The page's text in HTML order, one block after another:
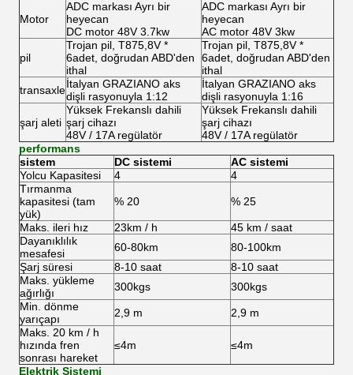
Motor
ADC markası Ayrı bir
heyecan
DC motor 48V 3.7kw
ADC markası Ayrı bir
heyecan
AC motor 48V 3kw
pil
Trojan pil, T875,8V *
6adet, doğrudan ABD'den
ithal
Trojan pil, T875,8V *
6adet, doğrudan ABD'den
ithal
transaxleİtalyan GRAZIANO aks
dişli rasyonuyla 1:12
İtalyan GRAZIANO aks
dişli rasyonuyla 1:16
şarj aleti
Yüksek Frekanslı dahili
şarj cihazı
48V / 17A regülatör
Yüksek Frekanslı dahili
şarj cihazı
48V / 17A regülatör
performans
sistem
DC sistemi
AC sistemi
Yolcu Kapasitesi
4
4
Tırmanma
kapasitesi (tam
yük)
% 20 % 25
Maks. ileri hız 23km / h
45 km / saat
Dayanıklılık
mesafesi
60-80km
80-100km
Şarj süresi
8-10 saat
8-10 saat
Maks. yükleme
ağırlığı
300kgs
300kgs
Min. dönme
yarıçapı
2,9 m
2,9 m
Maks. 20 km / h
hızında fren
sonrası hareket
≤4m ≤4m
Elektrik Sistemi